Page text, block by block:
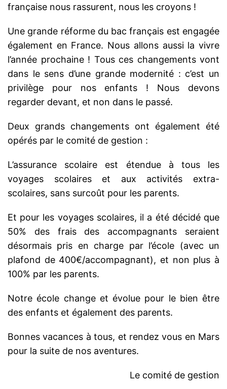
française nous rassurent, nous les croyons !
Une grande réforme du bac français est engagée
également en France. Nous allons aussi la vivre
l’année prochaine ! Tous ces changements vont
dans le sens d’une grande modernité : c’est un
privilège pour nos enfants ! Nous devons
regarder devant, et non dans le passé.
Deux grands changements ont également été
opérés par le comité de gestion :
L’assurance scolaire est étendue à tous les
voyages scolaires et aux activités extra-
scolaires, sans surcoût pour les parents.
Et pour les voyages scolaires, il a été décidé que
50% des frais des accompagnants seraient
désormais pris en charge par l’école (avec un
plafond de 400€/accompagnant), et non plus à
100% par les parents.
Notre école change et évolue pour le bien être
des enfants et également des parents.
Bonnes vacances à tous, et rendez vous en Mars
pour la suite de nos aventures.
Le comité de gestion